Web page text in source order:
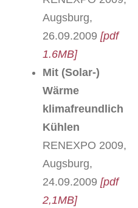
Augsburg,
26.09.2009 [pdf
1.6MB]
Mit (Solar-)
Wärme
klimafreundlich
Kühlen
RENEXPO 2009,
Augsburg,
24.09.2009 [pdf
2,1MB]